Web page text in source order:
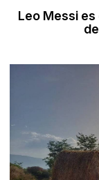
Leo Messi